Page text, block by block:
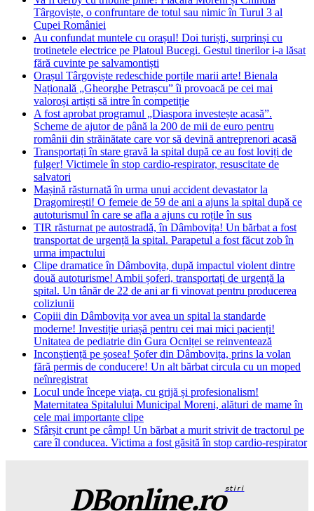
Târgoviște, o confruntare de totul sau nimic în Turul 3 al
Cupei României
Au confundat muntele cu orașul! Doi turiști, surprinși cu
trotinetele electrice pe Platoul Bucegi. Gestul tinerilor i-a lăsat
fără cuvinte pe salvamontiști
Orașul Târgoviște redeschide porțile marii arte! Bienala
Națională „Gheorghe Petrașcu” îi provoacă pe cei mai
valoroși artiști să intre în competiție
A fost aprobat programul „Diaspora investește acasă”.
Scheme de ajutor de până la 200 de mii de euro pentru
românii din străinătate care vor să devină antreprenori acasă
Transportați în stare gravă la spital după ce au fost loviți de
fulger! Victimele în stop cardio-respirator, resuscitate de
salvatori
Mașină răsturnată în urma unui accident devastator la
Dragomirești! O femeie de 59 de ani a ajuns la spital după ce
autoturismul în care se afla a ajuns cu roțile în sus
TIR răsturnat pe autostradă, în Dâmbovița! Un bărbat a fost
transportat de urgență la spital. Parapetul a fost făcut zob în
urma impactului
Clipe dramatice în Dâmbovița, după impactul violent dintre
două autoturisme! Ambii șoferi, transportați de urgență la
spital. Un tânăr de 22 de ani ar fi vinovat pentru producerea
coliziunii
Copiii din Dâmbovița vor avea un spital la standarde
moderne! Investiție uriașă pentru cei mai mici pacienți!
Unitatea de pediatrie din Gura Ocniței se reinventează
Inconștiență pe șosea! Șofer din Dâmbovița, prins la volan
fără permis de conducere! Un alt bărbat circula cu un moped
neînregistrat
Locul unde începe viața, cu grijă și profesionalism!
Maternitatea Spitalului Municipal Moreni, alături de mame în
cele mai importante clipe
Sfârșit crunt pe câmp! Un bărbat a murit strivit de tractorul pe
care îl conducea. Victima a fost găsită în stop cardio-respirator
DBonline.rostiri